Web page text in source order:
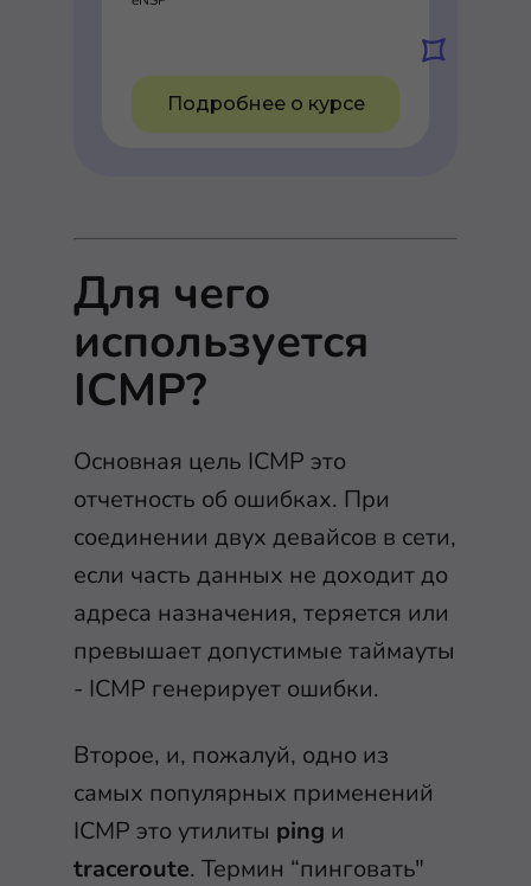
Подробнее о курсе
Для чего
используется
ICMP?
Основная цель ICMP это
отчетность об ошибках. При
соединении двух девайсов в сети,
если часть данных не доходит до
адреса назначения, теряется или
превышает допустимые таймауты
- ICMP генерирует ошибки.
Второе, и, пожалуй, одно из
самых популярных применений
ICMP это утилиты ping и
traceroute. Термин “пинговать"